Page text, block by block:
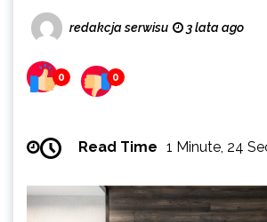
redakcja serwisu 3 lata ago
0 0
Read Time 1 Minute, 24